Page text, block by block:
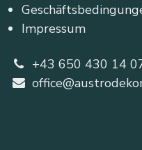
Impressum
+43 650 430 14